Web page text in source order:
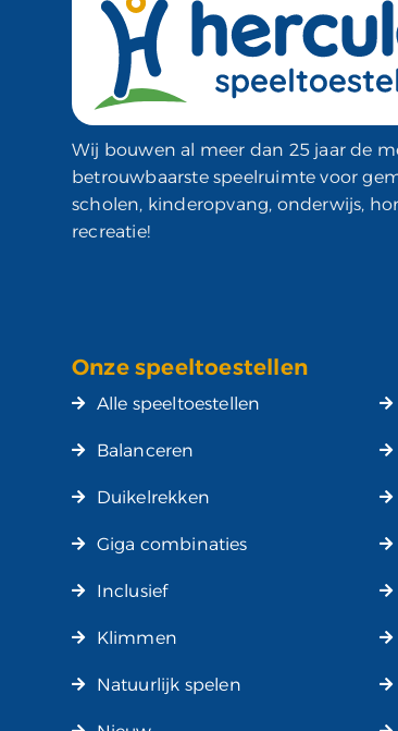
Wij bouwen al meer dan 25 jaar de
betrouwbaarste speelruimte voor
scholen, kinderopvang, onderwijs,
recreatie!
Onze speeltoestellen
Alle speeltoestellen
Balanceren
Duikelrekken
Giga combinaties
Inclusief
Klimmen
Natuurlijk spelen